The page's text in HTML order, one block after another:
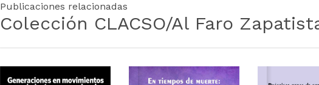
Publicaciones relacionadas
Colección CLACSO/Al Faro